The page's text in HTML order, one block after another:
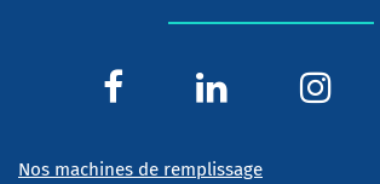
Nos machines de remplissage